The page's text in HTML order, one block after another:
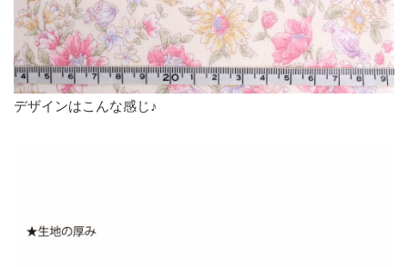
デザインはこんな感じ♪